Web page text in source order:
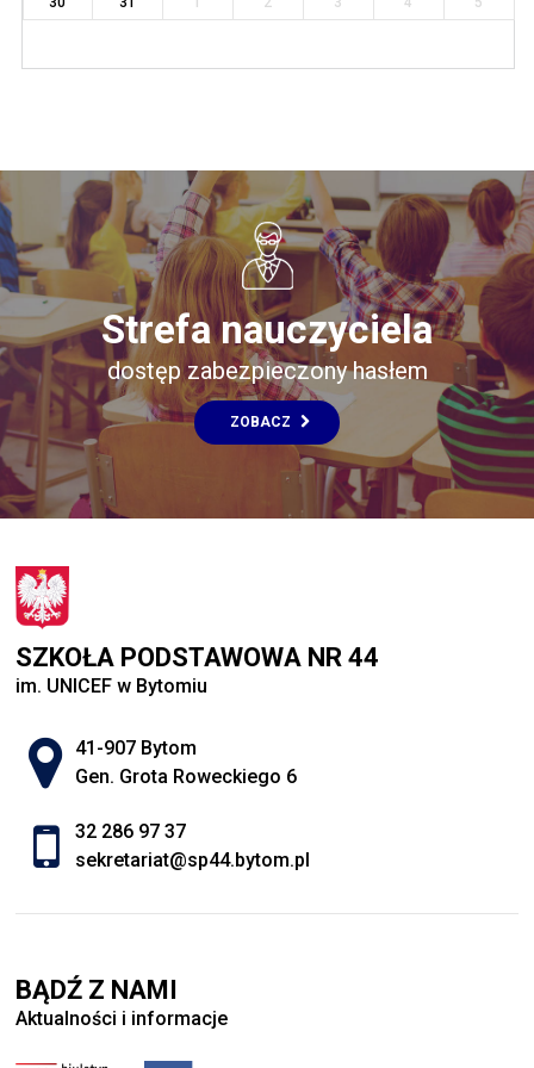
Strefa nauczyciela
dostęp zabezpieczony hasłem
ZOBACZ
SZKOŁA PODSTAWOWA NR 44
im. UNICEF w Bytomiu
Adres pocztowy:
41-907 Bytom
Gen. Grota Roweckiego 6
32 286 97 37
sekretariat@sp44.bytom.pl
BĄDŹ Z NAMI
Aktualności i informacje